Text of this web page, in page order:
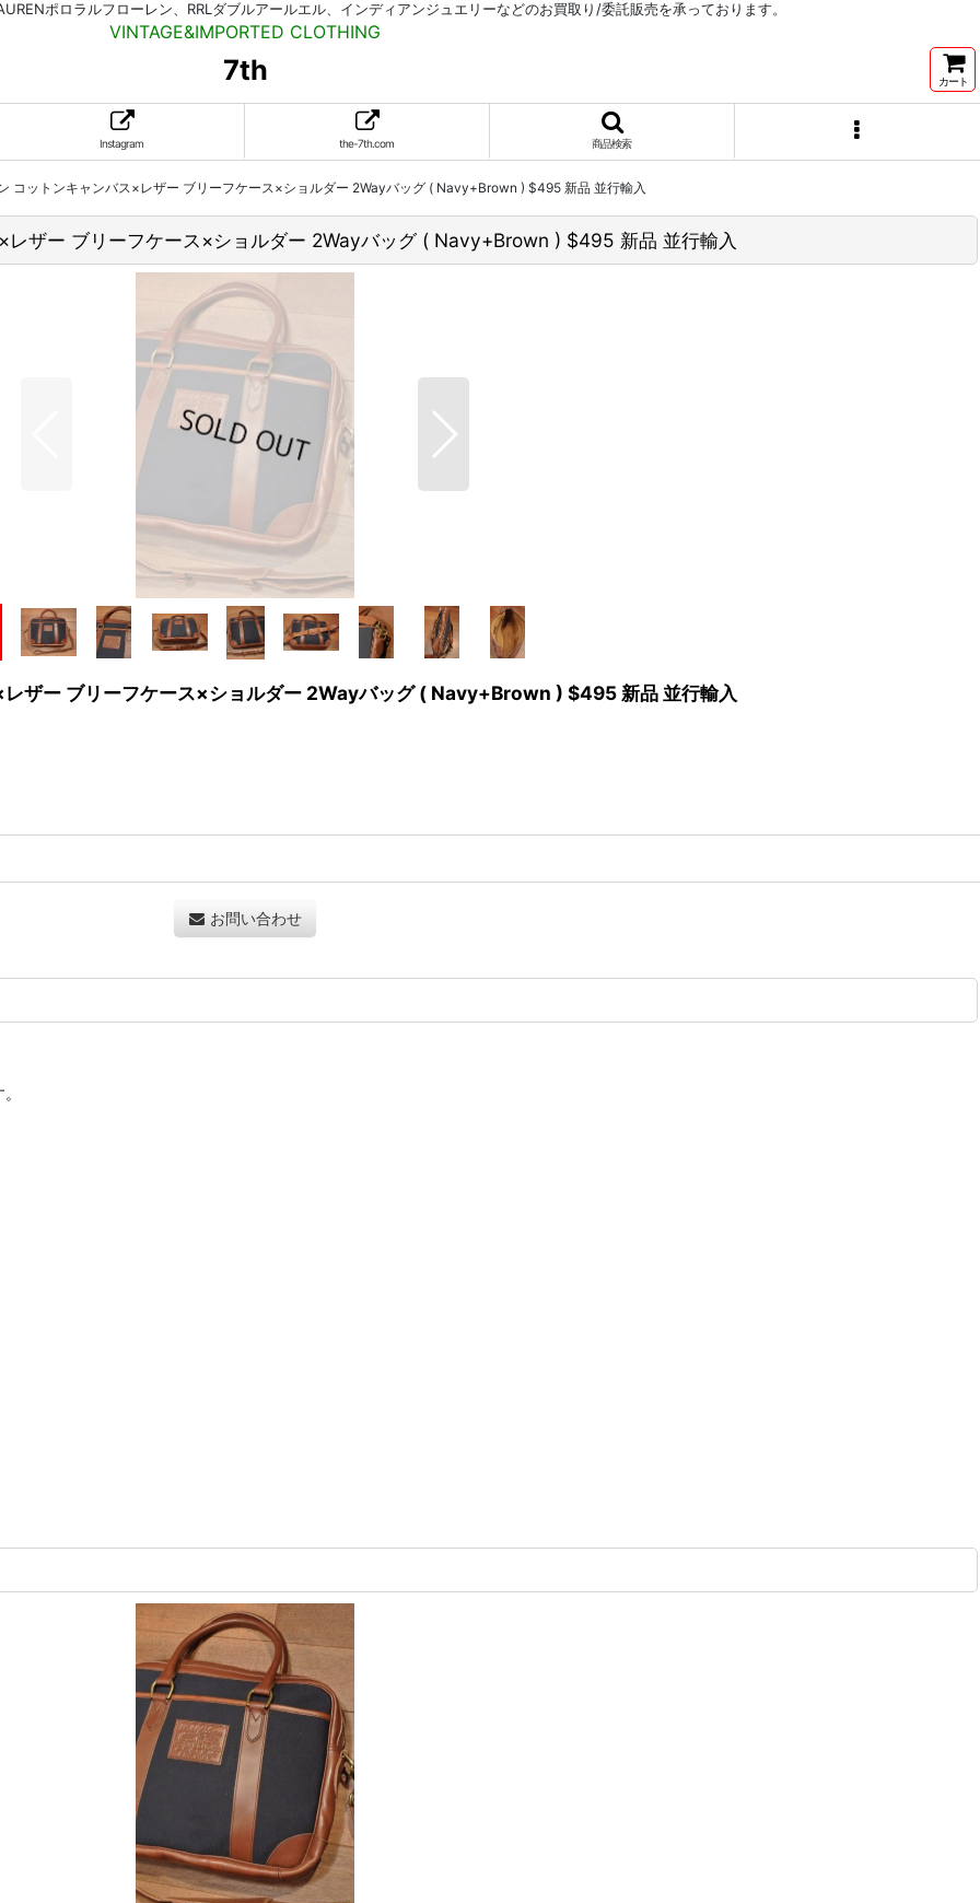
ポロラルフローレン、RRLダブルアールエル、インディアンジュエリーなどのお買取り/委託販売を承っております。
VINTAGE&IMPORTED CLOTHING
7th カート
Instagram the-7th.com 商品検索
コットンキャンバス×レザー ブリーフケース×ショルダー 2Wayバッグ ( Navy+Brown ) $495 新品 並行輸入
ザー ブリーフケース×ショルダー 2Wayバッグ ( Navy+Brown ) $495 新品 並行輸入
ザー ブリーフケース×ショルダー 2Wayバッグ ( Navy+Brown ) $495 新品 並行輸入
お問い合わせ